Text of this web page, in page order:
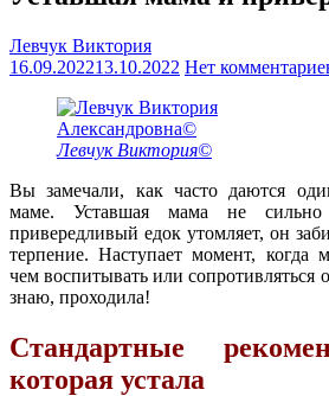
Левчук Виктория
16.09.202213.10.2022 Нет
Левчук Виктория©
Вы замечали, как часто даются
маме. Уставшая мама не
привередливый едок утомляет, он
терпение. Наступает момент, когда
чем воспитывать или сопротивляться
знаю, проходила!
Стандартные
которая устала